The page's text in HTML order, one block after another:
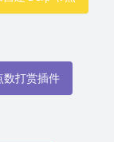
数打赏插件